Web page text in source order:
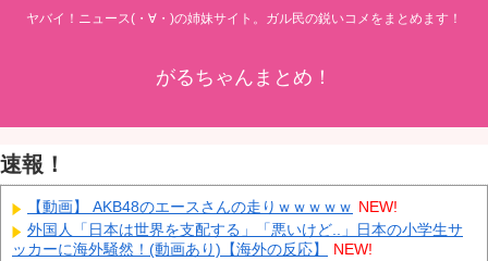
ヤバイ！ニュース(・∀・)の姉妹サイト。ガル民の鋭いコメをまとめます！
がるちゃんまとめ！
速報！
【動画】 AKB48のエースさんの走りｗｗｗｗｗ NEW!
外国人「日本は世界を支配する」「悪いけど..」日本の小学生サ
ッカーに海外騒然！(動画あり)【海外の反応】
NEW!